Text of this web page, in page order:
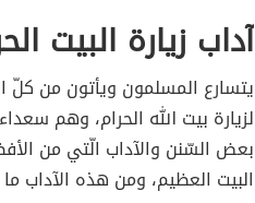
آداب زيارة البيت
يتسارع المسلمون ويأتون من كلّ
لزيارة بيت الله الحرام، وهم
بعض السّنن والآداب الّتي من
البيت العظيم، ومن هذه الآداب